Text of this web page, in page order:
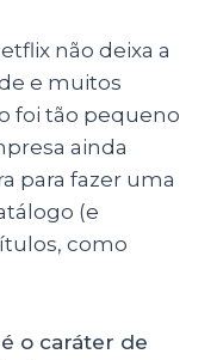
não deixa a
e muitos
foi tão pequeno
ainda
para fazer uma
(e
como
o caráter de